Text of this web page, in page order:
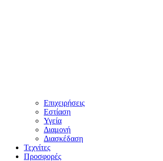
Επιχειρήσεις
Εστίαση
Υγεία
Διαμονή
Διασκέδαση
Τεχνίτες
Προσφορές